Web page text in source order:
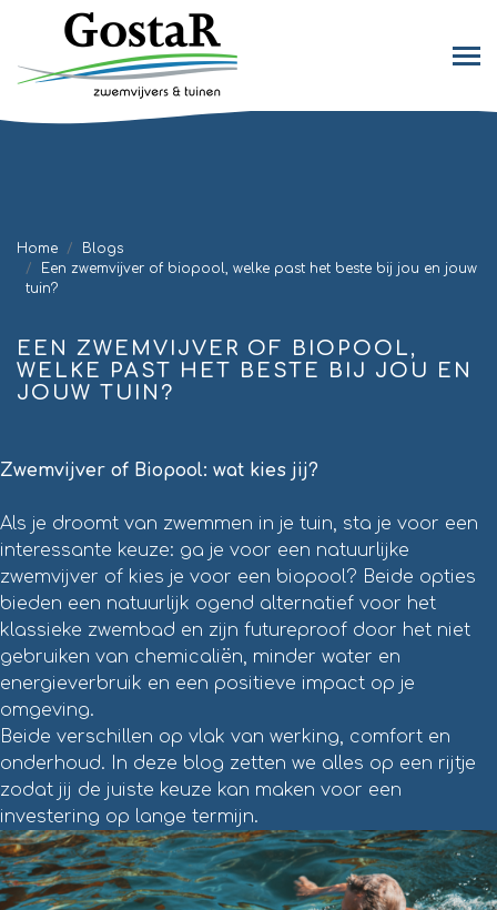
Home
Blogs
Een zwemvijver of biopool, welke past het beste bij jou en jouw
tuin?
EEN ZWEMVIJVER OF BIOPOOL,
WELKE PAST HET BESTE BIJ JOU EN
JOUW TUIN?
Zwemvijver of Biopool: wat kies jij?
Als je droomt van zwemmen in je tuin, sta je voor een
interessante keuze: ga je voor een natuurlijke
zwemvijver of kies je voor een biopool? Beide opties
bieden een natuurlijk ogend alternatief voor het
klassieke zwembad en zijn futureproof door het niet
gebruiken van chemicaliën, minder water en
energieverbruik en een positieve impact op je
omgeving.
Beide verschillen op vlak van werking, comfort en
onderhoud. In deze blog zetten we alles op een rijtje
zodat jij de juiste keuze kan maken voor een
investering op lange termijn.